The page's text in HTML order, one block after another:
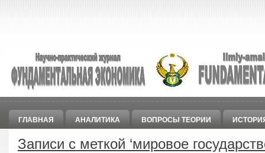
ГЛАВНАЯ АНАЛИТИКА ВОПРОСЫ ТЕОРИИ
Записи с меткой ‘мировое